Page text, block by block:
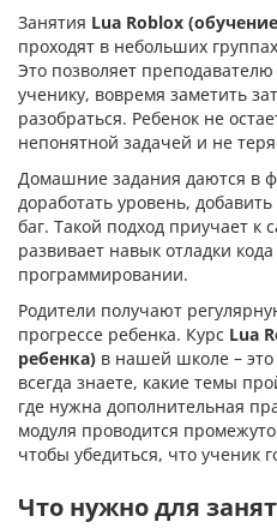
Занятия Lua Roblox
проходят в небольших
Это позволяет
ученику, вовремя заметить
разобраться. Ребенок не
непонятной задачей и не
Домашние задания даются в
доработать уровень,
баг. Такой подход приучает к
развивает навык отладки
программировании.
Родители получают
прогрессе ребенка. Курс Lua
ребенка) в нашей школе –
всегда знаете, какие темы
где нужна дополнительная
модуля проводится
чтобы убедиться, что ученик
Что нужно для